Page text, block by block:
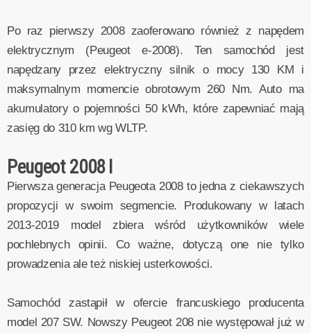
Po raz pierwszy 2008 zaoferowano również z napędem
elektrycznym (Peugeot e-2008). Ten samochód jest
napędzany przez elektryczny silnik o mocy 130 KM i
maksymalnym momencie obrotowym 260 Nm. Auto ma
akumulatory o pojemności 50 kWh, które zapewniać mają
zasięg do 310 km wg WLTP.
Peugeot 2008 I
Pierwsza generacja Peugeota 2008 to jedna z ciekawszych
propozycji w swoim segmencie. Produkowany w latach
2013-2019 model zbiera wśród użytkowników wiele
pochlebnych opinii. Co ważne, dotyczą one nie tylko
prowadzenia ale też niskiej usterkowości.
Samochód zastąpił w ofercie francuskiego producenta
model 207 SW. Nowszy Peugeot 208 nie występował już w